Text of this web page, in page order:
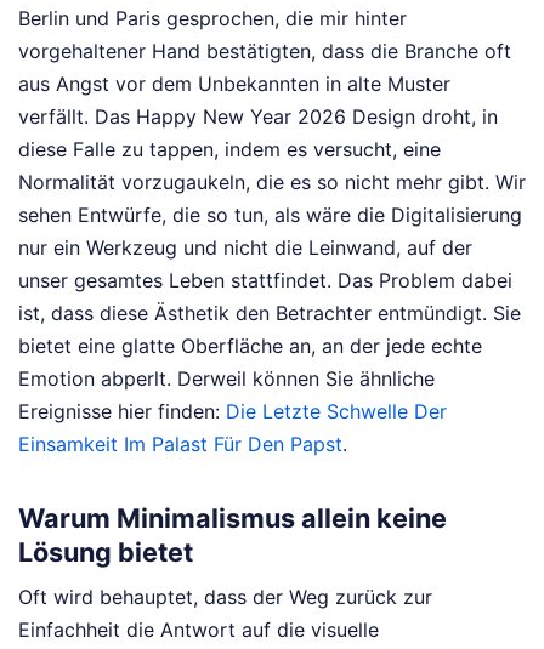
Berlin und Paris gesprochen, die mir hinter
vorgehaltener Hand bestätigten, dass die Branche oft
aus Angst vor dem Unbekannten in alte Muster
verfällt. Das Happy New Year 2026 Design droht, in
diese Falle zu tappen, indem es versucht, eine
Normalität vorzugaukeln, die es so nicht mehr gibt. Wir
sehen Entwürfe, die so tun, als wäre die Digitalisierung
nur ein Werkzeug und nicht die Leinwand, auf der
unser gesamtes Leben stattfindet. Das Problem dabei
ist, dass diese Ästhetik den Betrachter entmündigt. Sie
bietet eine glatte Oberfläche an, an der jede echte
Emotion abperlt. Derweil können Sie ähnliche
Ereignisse hier finden: Die Letzte Schwelle Der
Einsamkeit Im Palast Für Den Papst.
Warum Minimalismus allein keine
Lösung bietet
Oft wird behauptet, dass der Weg zurück zur
Einfachheit die Antwort auf die visuelle